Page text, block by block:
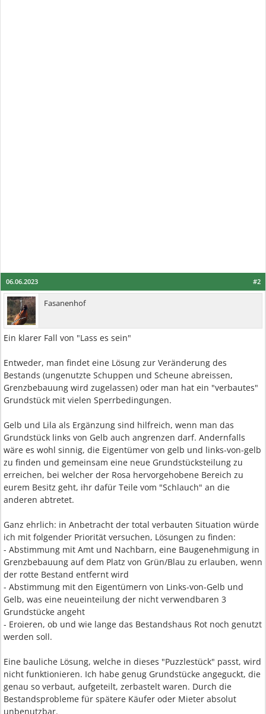
#2
06.06.2023
Fasanenhof
Ein klarer Fall von "Lass es sein"
Entweder, man findet eine Lösung zur Veränderung des
Bestands (ungenutzte Schuppen und Scheune abreissen,
Grenzbebauung wird zugelassen) oder man hat ein "verbautes"
Grundstück mit vielen Sperrbedingungen.
Gelb und Lila als Ergänzung sind hilfreich, wenn man das
Grundstück links von Gelb auch angrenzen darf. Andernfalls
wäre es wohl sinnig, die Eigentümer von gelb und links-von-gelb
zu finden und gemeinsam eine neue Grundstücksteilung zu
erreichen, bei welcher der Rosa hervorgehobene Bereich zu
eurem Besitz geht, ihr dafür Teile vom "Schlauch" an die
anderen abtretet.
Ganz ehrlich: in Anbetracht der total verbauten Situation würde
ich mit folgender Priorität versuchen, Lösungen zu finden:
- Abstimmung mit Amt und Nachbarn, eine Baugenehmigung in
Grenzbebauung auf dem Platz von Grün/Blau zu erlauben, wenn
der rotte Bestand entfernt wird
- Abstimmung mit den Eigentümern von Links-von-Gelb und
Gelb, was eine neueinteilung der nicht verwendbaren 3
Grundstücke angeht
- Eroieren, ob und wie lange das Bestandshaus Rot noch genutzt
werden soll.
Eine bauliche Lösung, welche in dieses "Puzzlestück" passt, wird
nicht funktionieren. Ich habe genug Grundstücke angeguckt, die
genau so verbaut, aufgeteilt, zerbastelt waren. Durch die
Bestandsprobleme für spätere Käufer oder Mieter absolut
unbenutzbar.